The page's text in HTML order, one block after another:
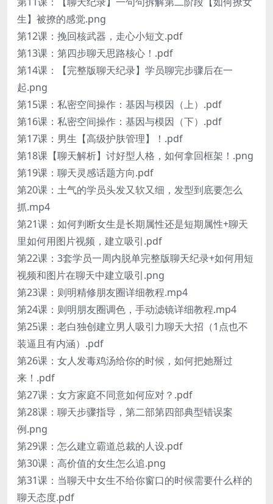
生】被撩的感觉.png
第12课：挽回核武器，走心小短文.pdf
第13课：第四步聊天思路核心！.pdf
第14课：【完整版聊天纪录】学员聊完步骤后在一
起.png
第15课：私密空间操作：基因与模因（上）.pdf
第16课：私密空间操作：基因与模因（下）.pdf
第17课：男生【高级护肤管理】！.pdf
第18课【聊天解析】讨好型人格，如何拿回框架！.png
第19课：聊天灵感话题方向.pdf
第20课：土气的学员头发又软又细，发型到底要怎么
抓.mp4
第21课：如何判断女生是长期属性还是短期属性+聊天
里如何用图片视频，建立吸引.pdf
第22课：3套学员一周内脱单完整版聊天纪录+如何用短
视频和图片在聊天中建立吸引.png
第23课：则明精修朋友圈详细教程.mp4
第24课：则明朋友圈调色，手动滤镜详细教程.mp4
第25课：老白独创建立男人吸引力聊天大招（1点也不
装逼且有内涵）.pdf
第26课：女人发毒鸡汤给你的时候，如何把她掰过
来！.pdf
第27课：女方家庭不同意如何应对？.pdf
第28课：聊天步骤指导，第二部第四部典型错误案
例.png
第29课：怎么建立霸道总裁的人设.pdf
第30课：高价值的女生怎么追.png
第31课：当聊天中女生不给你窗口的时候需要什么样的
聊天态度.pdf